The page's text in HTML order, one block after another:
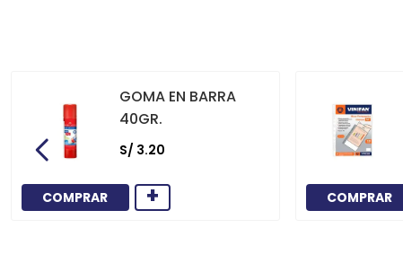
GOMA EN BARRA
40GR.
S/ 3.20
COMPRAR + COMPRAR